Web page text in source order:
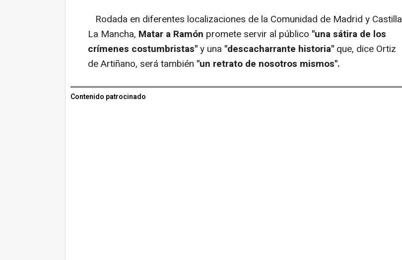
Rodada en diferentes localizaciones de la Comunidad de Madrid y Castilla
La Mancha, Matar a Ramón promete servir al público "una sátira de los
crímenes costumbristas"y una "descacharrante historia" que, dice Ortiz
de Artiñano, será también "un retrato de nosotros mismos".
Contenido patrocinado